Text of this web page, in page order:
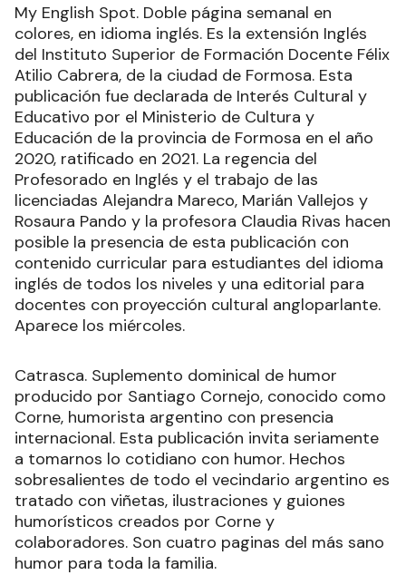
My English Spot. Doble página semanal en
colores, en idioma inglés. Es la extensión Inglés
del Instituto Superior de Formación Docente Félix
Atilio Cabrera, de la ciudad de Formosa. Esta
publicación fue declarada de Interés Cultural y
Educativo por el Ministerio de Cultura y
Educación de la provincia de Formosa en el año
2020, ratificado en 2021. La regencia del
Profesorado en Inglés y el trabajo de las
licenciadas Alejandra Mareco, Marián Vallejos y
Rosaura Pando y la profesora Claudia Rivas hacen
posible la presencia de esta publicación con
contenido curricular para estudiantes del idioma
inglés de todos los niveles y una editorial para
docentes con proyección cultural angloparlante.
Aparece los miércoles.
Catrasca. Suplemento dominical de humor
producido por Santiago Cornejo, conocido como
Corne, humorista argentino con presencia
internacional. Esta publicación invita seriamente
a tomarnos lo cotidiano con humor. Hechos
sobresalientes de todo el vecindario argentino es
tratado con viñetas, ilustraciones y guiones
humorísticos creados por Corne y
colaboradores. Son cuatro paginas del más sano
humor para toda la familia.